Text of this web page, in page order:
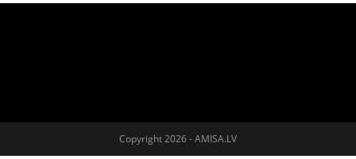
Copyright 2026 - AMISA.LV